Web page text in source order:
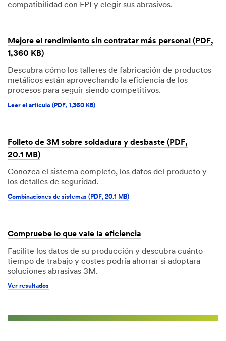
compatibilidad con EPI y elegir sus abrasivos.
Mejore el rendimiento sin contratar más personal (PDF,
1,360 KB)
Descubra cómo los talleres de fabricación de productos
metálicos están aprovechando la eficiencia de los
procesos para seguir siendo competitivos.
Leer el artículo (PDF, 1,360 KB)
Folleto de 3M sobre soldadura y desbaste (PDF,
20.1 MB)
Conozca el sistema completo, los datos del producto y
los detalles de seguridad.
Combinaciones de sistemas (PDF, 20.1 MB)
Compruebe lo que vale la eficiencia
Facilite los datos de su producción y descubra cuánto
tiempo de trabajo y costes podría ahorrar si adoptara
soluciones abrasivas 3M.
Ver resultados